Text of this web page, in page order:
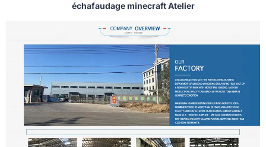
échafaudage minecraft Atelier